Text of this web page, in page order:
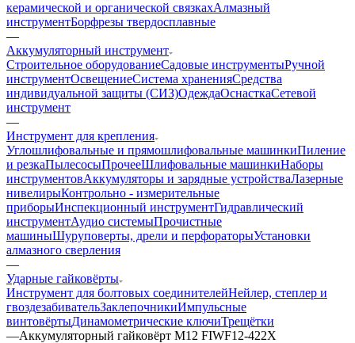
керамической и органической связкахАлмазный
инструментБорфрезы твердосплавные
—
Аккумуляторный инструмент
Строительное оборудованиеСадовые инструментыРучной
инструментОсвещениеСистема храненияСредства
индивидуальной защиты (СИЗ)ОдеждаОснасткаСетевой
инструмент
—
Инструмент для крепления
Углошлифовальные и прямошлифовальные машинкиПиление
и резкаПылесосыПрочееШлифовальные машинкиНаборы
инструментовАккумуляторы и зарядные устройстваЛазерные
нивелирыКонтрольно - измерительные
приборыИнспекционный инструментГидравлический
инструментАудио системыПрочистные
машиныШуруповерты, дрели и перфораторыУстановки
алмазного сверления
—
Ударные гайковёрты
Инструмент для болтовых соединителейНейлер, степлер и
гвоздезабивательЗаклепочникиИмпульсные
винтовёртыДинамометрические ключиТрещётки
—Аккумуляторный гайковёрт M12 FIWF12-422X